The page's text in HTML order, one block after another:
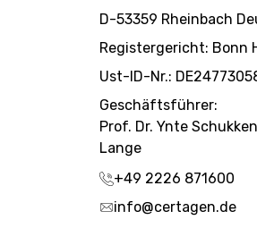
D-53359 Rheinbach
Registergericht: Bonn
Ust-ID-Nr.:
Geschäftsführer:
Prof. Dr. Ynte
Lange
+49 2226 871600
info@certagen.de